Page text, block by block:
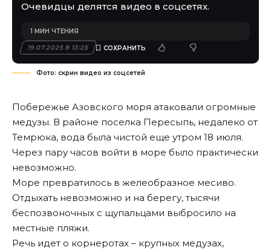
Очевидцы делятся видео в соцсетях.
19.07.2025 В 13:25
1 МИН ЧТЕНИЯ
Фото: скрин видео из соцсетей
Побережье Азовского моря атаковали огромные
медузы. В районе поселка Пересыпь, недалеко от
Темрюка, вода была чистой еще утром 18 июля.
Через пару часов войти в море было практически
невозможно.
Море превратилось в желеобразное месиво.
Отдыхать невозможно и на берегу, тысячи
беспозвоночных с щупальцами выбросило на
местные пляжи.
Речь идет о корнеротах – крупных медузах,